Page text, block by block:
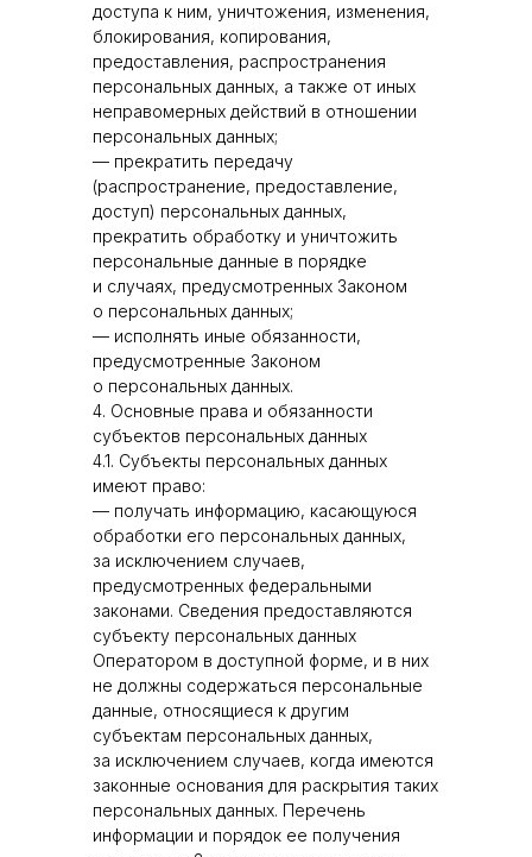
доступа к ним, уничтожения, изменения,
блокирования, копирования,
предоставления, распространения
персональных данных, а также от иных
неправомерных действий в отношении
персональных данных;
— прекратить передачу
(распространение, предоставление,
доступ) персональных данных,
прекратить обработку и уничтожить
персональные данные в порядке
и случаях, предусмотренных Законом
о персональных данных;
— исполнять иные обязанности,
предусмотренные Законом
о персональных данных.
4. Основные права и обязанности
субъектов персональных данных
4.1. Субъекты персональных данных
имеют право:
— получать информацию, касающуюся
обработки его персональных данных,
за исключением случаев,
предусмотренных федеральными
законами. Сведения предоставляются
субъекту персональных данных
Оператором в доступной форме, и в них
не должны содержаться персональные
данные, относящиеся к другим
субъектам персональных данных,
за исключением случаев, когда имеются
законные основания для раскрытия таких
персональных данных. Перечень
информации и порядок ее получения